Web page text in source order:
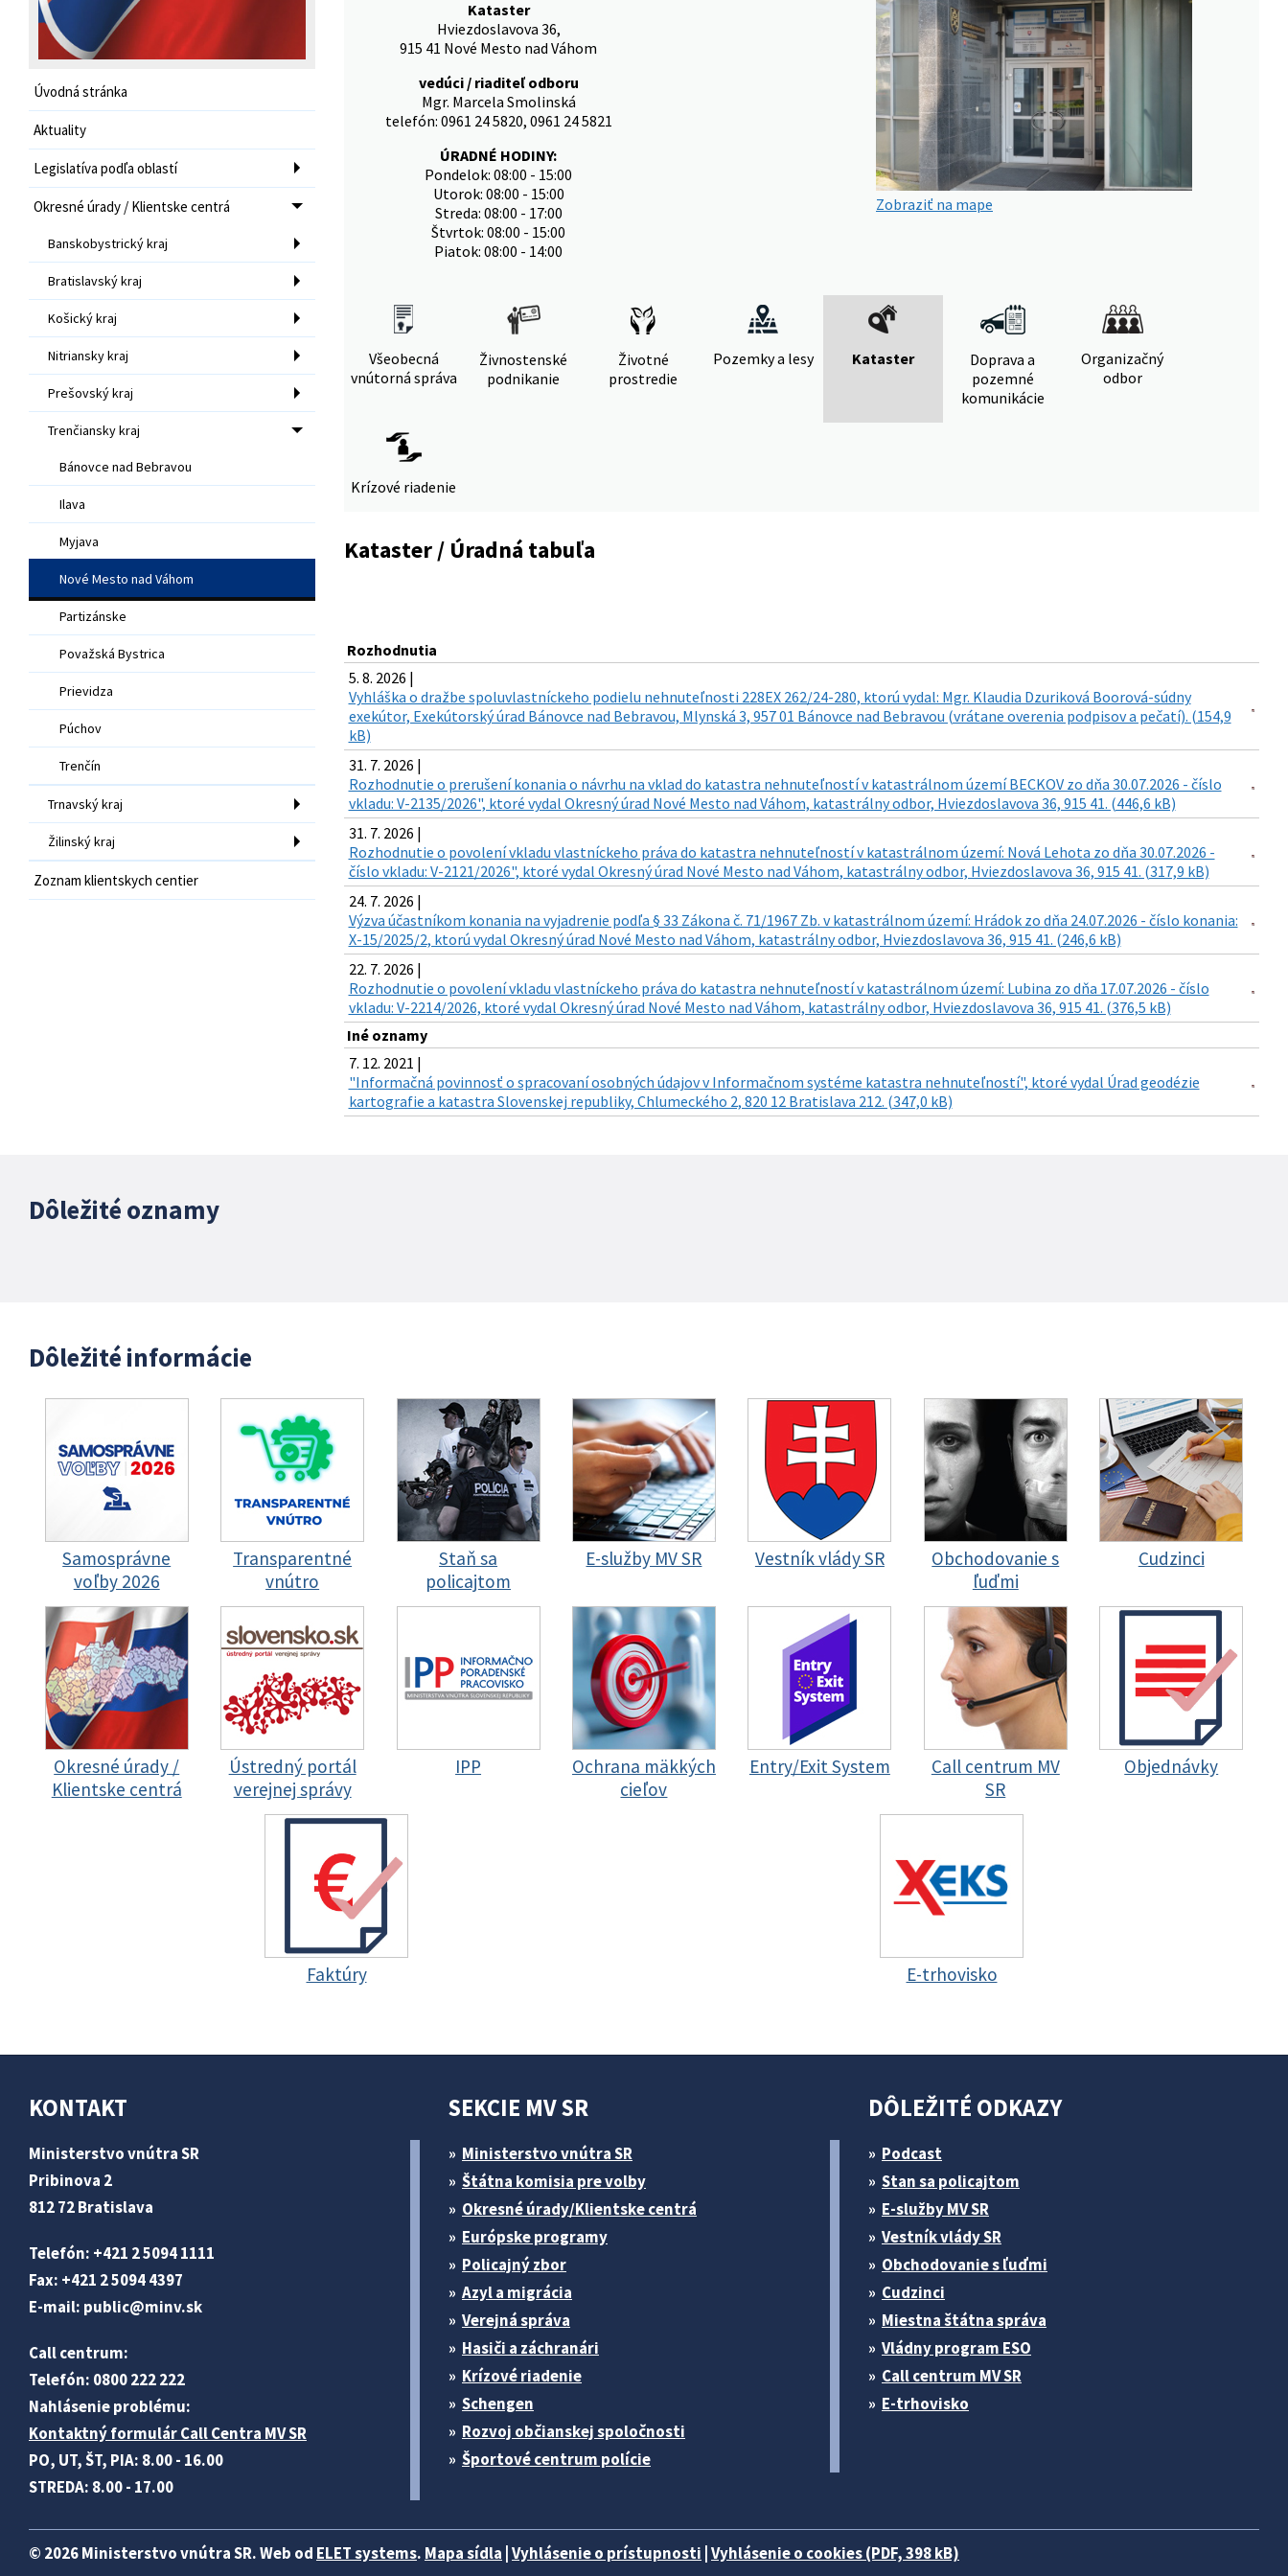
Úvodná stránka
Aktuality
Legislatíva podľa oblastí
Okresné úrady / Klientske centrá
Banskobystrický kraj
Bratislavský kraj
Košický kraj
Nitriansky kraj
Prešovský kraj
Trenčiansky kraj
Bánovce nad Bebravou
Ilava
Myjava
Nové Mesto nad Váhom
Partizánske
Považská Bystrica
Prievidza
Púchov
Trenčín
Trnavský kraj
Žilinský kraj
Zoznam klientskych centier
Kataster
Hviezdoslavova 36,
915 41 Nové Mesto nad Váhom
vedúci / riaditeľ odboru
Mgr. Marcela Smolinská
telefón: 0961 24 5820, 0961 24 5821
ÚRADNÉ HODINY:
Pondelok: 08:00 - 15:00
Utorok: 08:00 - 15:00
Streda: 08:00 - 17:00
Štvrtok: 08:00 - 15:00
Piatok: 08:00 - 14:00
Zobraziť na mape
Všeobecná
vnútorná správa
Živnostenské
podnikanie
Životné
prostredie
Pozemky a lesy Kataster
Doprava a
pozemné
komunikácie
Organizačný
odbor
Krízové riadenie
Kataster / Úradná tabuľa
Rozhodnutia
5. 8. 2026 |
Vyhláška o dražbe spoluvlastníckeho podielu nehnuteľnosti 228EX 262/24-280, ktorú vydal: Mgr. Klaudia Dzuriková Boorová-súdny
exekútor, Exekútorský úrad Bánovce nad Bebravou, Mlynská 3, 957 01 Bánovce nad Bebravou (vrátane overenia podpisov a pečatí). (154,9
kB)
31. 7. 2026 |
Rozhodnutie o prerušení konania o návrhu na vklad do katastra nehnuteľností v katastrálnom území BECKOV zo dňa 30.07.2026 - číslo
vkladu: V-2135/2026", ktoré vydal Okresný úrad Nové Mesto nad Váhom, katastrálny odbor, Hviezdoslavova 36, 915 41. (446,6 kB)
31. 7. 2026 |
Rozhodnutie o povolení vkladu vlastníckeho práva do katastra nehnuteľností v katastrálnom území: Nová Lehota zo dňa 30.07.2026 -
číslo vkladu: V-2121/2026", ktoré vydal Okresný úrad Nové Mesto nad Váhom, katastrálny odbor, Hviezdoslavova 36, 915 41. (317,9 kB)
24. 7. 2026 |
Výzva účastníkom konania na vyjadrenie podľa § 33 Zákona č. 71/1967 Zb. v katastrálnom území: Hrádok zo dňa 24.07.2026 - číslo konania:
X-15/2025/2, ktorú vydal Okresný úrad Nové Mesto nad Váhom, katastrálny odbor, Hviezdoslavova 36, 915 41. (246,6 kB)
22. 7. 2026 |
Rozhodnutie o povolení vkladu vlastníckeho práva do katastra nehnuteľností v katastrálnom území: Lubina zo dňa 17.07.2026 - číslo
vkladu: V-2214/2026, ktoré vydal Okresný úrad Nové Mesto nad Váhom, katastrálny odbor, Hviezdoslavova 36, 915 41. (376,5 kB)
Iné oznamy
7. 12. 2021 |
"Informačná povinnosť o spracovaní osobných údajov v Informačnom systéme katastra nehnuteľností", ktoré vydal Úrad geodézie
kartografie a katastra Slovenskej republiky, Chlumeckého 2, 820 12 Bratislava 212. (347,0 kB)
Dôležité oznamy
Dôležité informácie
Samosprávne
voľby 2026
Transparentné
vnútro
Staň sa
policajtom
E-služby MV SR Vestník vlády SR
Obchodovanie s
ľuďmi
Cudzinci
Okresné úrady /
Klientske centrá
Ústredný portál
verejnej správy
IPP
Ochrana mäkkých
cieľov
Entry/Exit System
Call centrum MV
SR
Objednávky
Faktúry E-trhovisko
KONTAKT
Ministerstvo vnútra SR
Pribinova 2
812 72 Bratislava
Telefón: +421 2 5094 1111
Fax: +421 2 5094 4397
E-mail: public@minv.sk
Call centrum:
Telefón: 0800 222 222
Nahlásenie problému:
Kontaktný formulár Call Centra MV SR
PO, UT, ŠT, PIA: 8.00 - 16.00
STREDA: 8.00 - 17.00
SEKCIE MV SR
Ministerstvo vnútra SR
Štátna komisia pre volby
Okresné úrady/Klientske centrá
Európske programy
Policajný zbor
Azyl a migrácia
Verejná správa
Hasiči a záchranári
Krízové riadenie
Schengen
Rozvoj občianskej spoločnosti
Športové centrum polície
DÔLEŽITÉ ODKAZY
Podcast
Stan sa policajtom
E-služby MV SR
Vestník vlády SR
Obchodovanie s ľuďmi
Cudzinci
Miestna štátna správa
Vládny program ESO
Call centrum MV SR
E-trhovisko
© 2026 Ministerstvo vnútra SR. Web od ELET systems. Mapa sídla Vyhlásenie o prístupnosti Vyhlásenie o cookies (PDF, 398 kB)